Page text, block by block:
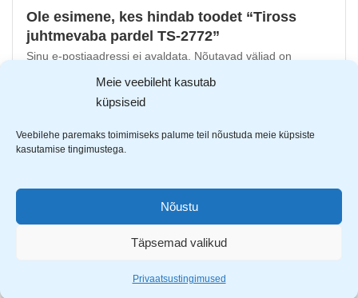
Meie veebileht kasutab
küpsiseid
Veebilehe paremaks toimimiseks palume teil nõustuda meie küpsiste
kasutamise tingimustega.
Nõustu
Täpsemad valikud
Privaatsustingimused
Ole esimene, kes hindab toodet “Tiross
juhtmevaba pardel TS-2772”
Sinu e-postiaadressi ei avaldata.
Nõutavad väljad on
-ga
Sinu arvustus*